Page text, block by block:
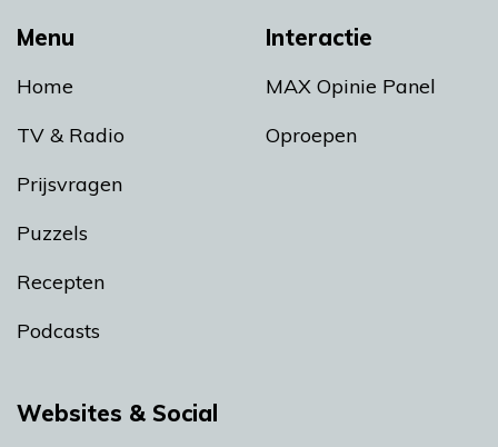
Menu
Home
TV & Radio
Prijsvragen
Puzzels
Recepten
Podcasts
Interactie
MAX Opinie Panel
Oproepen
Websites & Social